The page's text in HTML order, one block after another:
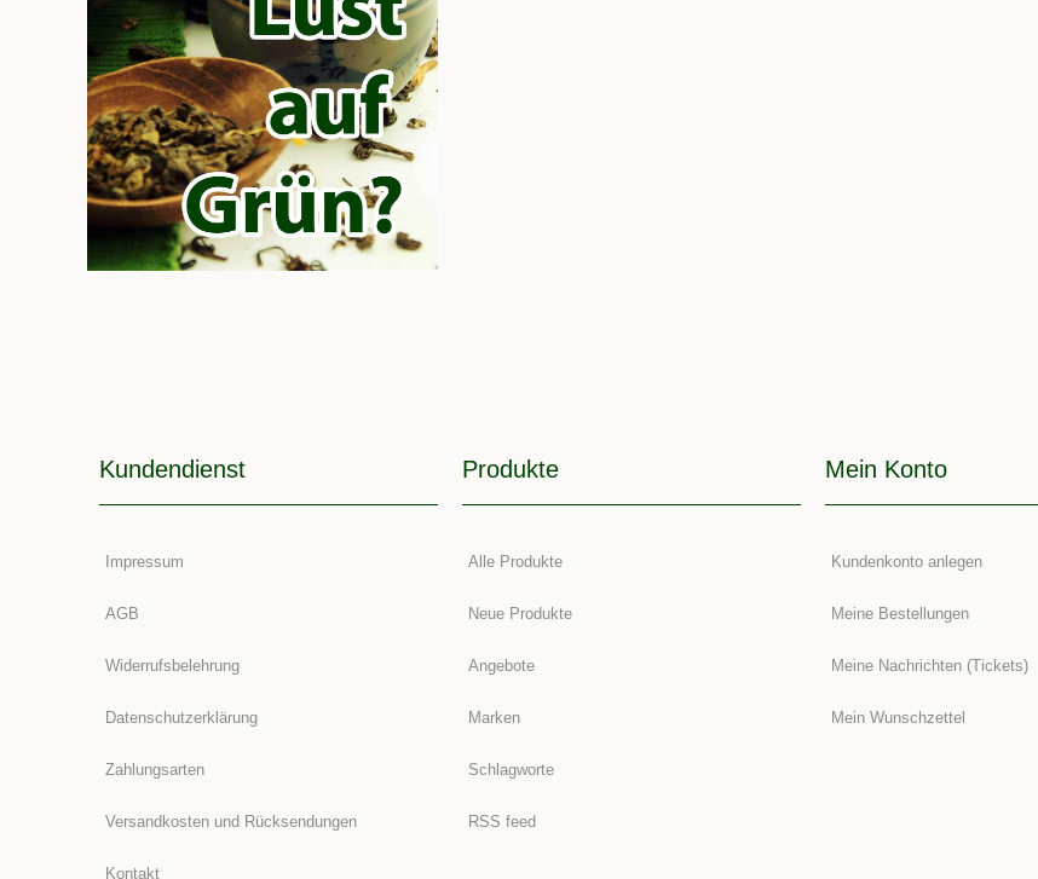
Kundendienst
Impressum
AGB
Widerrufsbelehrung
Datenschutzerklärung
Zahlungsarten
Versandkosten und Rücksendungen
Kontakt
Produkte
Alle Produkte
Neue Produkte
Angebote
Marken
Schlagworte
RSS feed
Mein Konto
Kundenkonto anlegen
Meine Bestellungen
Meine Nachrichten (Tickets)
Mein Wunschzettel